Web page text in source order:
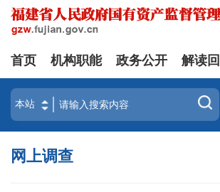
首页 机构职能 政务公开 解读
网上调查